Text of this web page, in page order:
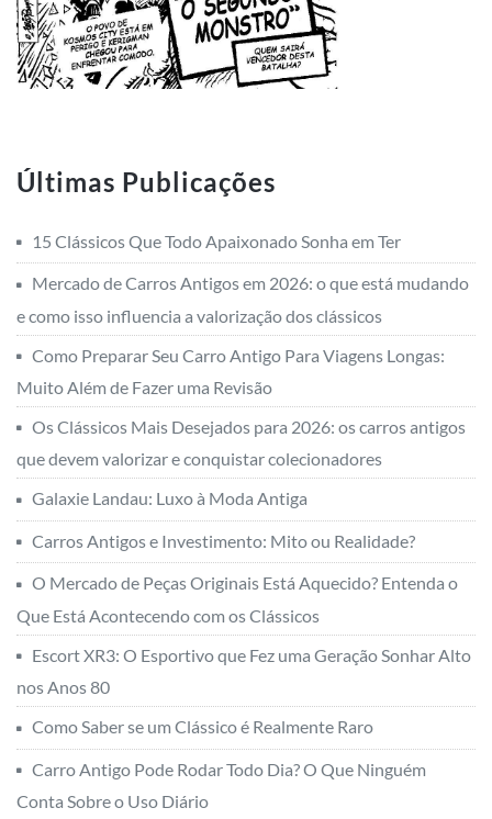
Últimas Publicações
15 Clássicos Que Todo Apaixonado Sonha em Ter
Mercado de Carros Antigos em 2026: o que está mudando
e como isso influencia a valorização dos clássicos
Como Preparar Seu Carro Antigo Para Viagens Longas:
Muito Além de Fazer uma Revisão
Os Clássicos Mais Desejados para 2026: os carros antigos
que devem valorizar e conquistar colecionadores
Galaxie Landau: Luxo à Moda Antiga
Carros Antigos e Investimento: Mito ou Realidade?
O Mercado de Peças Originais Está Aquecido? Entenda o
Que Está Acontecendo com os Clássicos
Escort XR3: O Esportivo que Fez uma Geração Sonhar Alto
nos Anos 80
Como Saber se um Clássico é Realmente Raro
Carro Antigo Pode Rodar Todo Dia? O Que Ninguém
Conta Sobre o Uso Diário